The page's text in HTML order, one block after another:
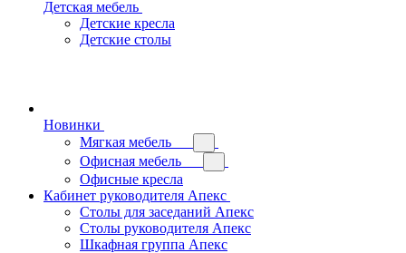
Детская мебель
Детские кресла
Детские столы
Новинки
Мягкая мебель
Офисная мебель
Офисные кресла
Кабинет руководителя Апекс
Столы для заседаний Апекс
Столы руководителя Апекс
Шкафная группа Апекс